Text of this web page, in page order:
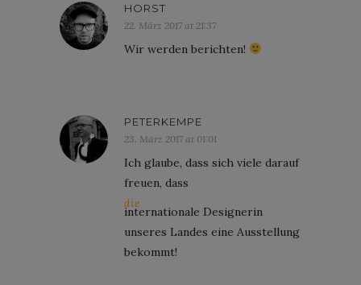
HORST
22. März 2017 at 21:37
Wir werden berichten!
PETERKEMPE
23. März 2017 at 01:01
Ich glaube, dass sich viele darauf
freuen, dass
die
internationale Designerin
unseres Landes eine Ausstellung
bekommt!